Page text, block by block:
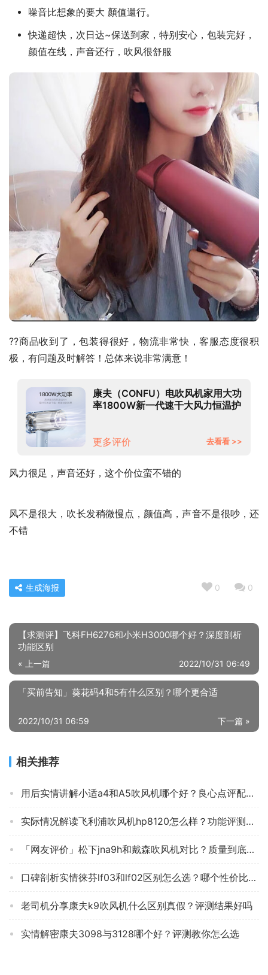
噪音比想象的要大 顏值還行。
快递超快，次日达~保送到家，特别安心，包装完好，
颜值在线，声音还行，吹风很舒服
??商品收到了，包装得很好，物流非常快，客服态度很积
极，有问题及时解答！总体来说非常满意！
康夫（CONFU）电吹风机家用大功
率1800W新一代速干大风力恒温护
更多评价
去看看 >>
风力很足，声音还好，这个价位蛮不错的
【求测评】飞科FH6276和小米H3000哪个好？深度剖析